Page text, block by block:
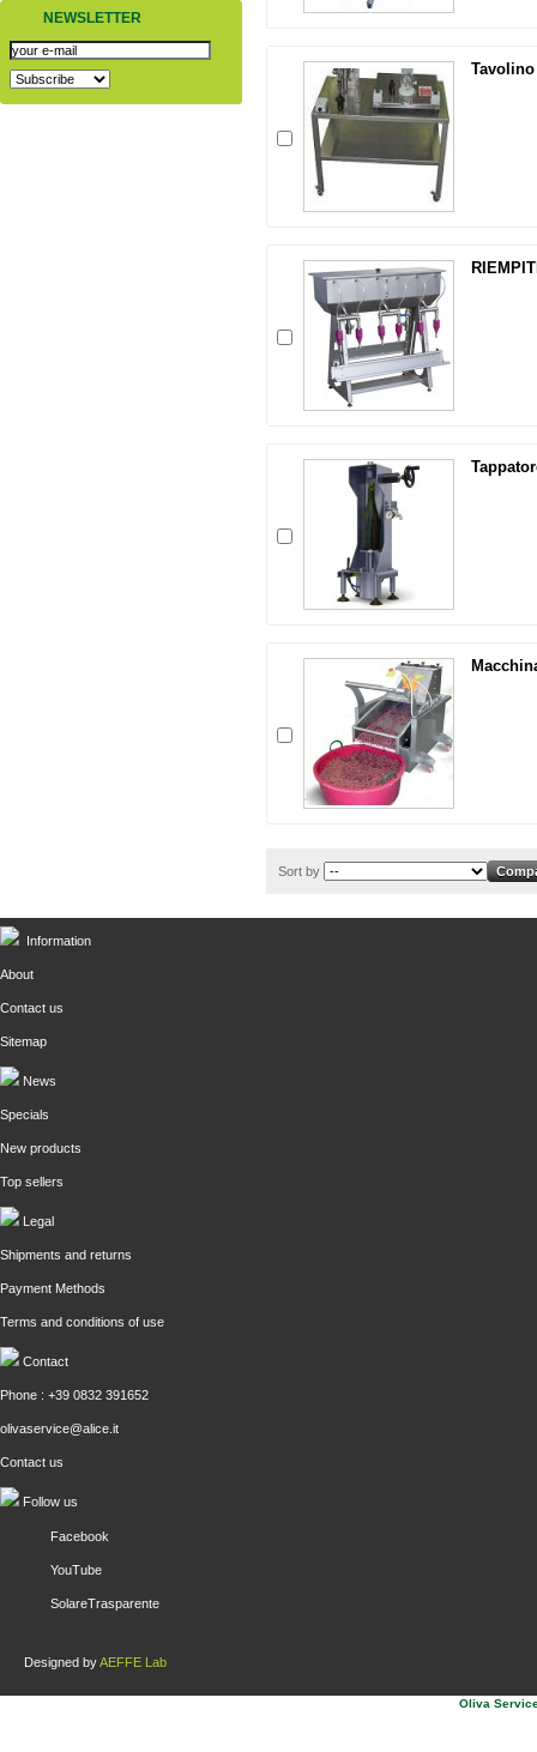
NEWSLETTER
Sort by
Information
About
Contact us
Sitemap
News
Specials
New products
Top sellers
Legal
Shipments and returns
Payment Methods
Terms and conditions of use
Contact
Phone : +39 0832 391652
olivaservice@alice.it
Contact us
Follow us
Facebook
YouTube
SolareTrasparente
Designed byAEFFE Lab
Oliva